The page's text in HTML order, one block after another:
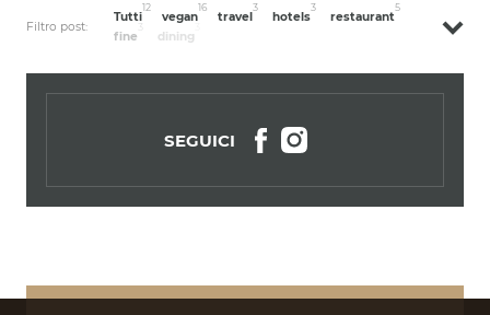
Filtro post:
Tutti
12
vegan
16
travel
3
hotels
3
restaurant
5
fine
3
dining
SEGUICI